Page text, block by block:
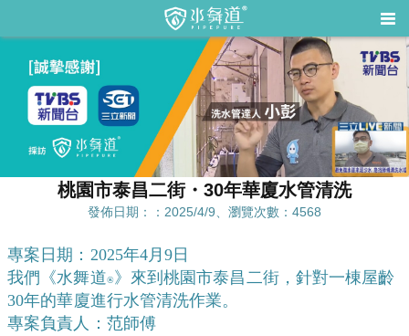
桃園市泰昌二街・30年華廈水管清洗
發佈日期：：2025/4/9、瀏覽次數：4568
專案日期：2025年4月9日
我們《水舞道®️》來到桃園市泰昌二街，針對一棟屋齡
30年的華廈進行水管清洗作業。
專案負責人：范師傅